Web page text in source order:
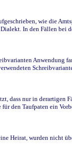
wie die
In den Fällen
Anwendung
dass nur in
den Taufpaten ein
Heirat, wurden nicht